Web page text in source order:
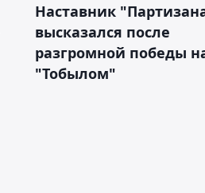
Наставник
высказался после
разгромной победы
"Тобылом"